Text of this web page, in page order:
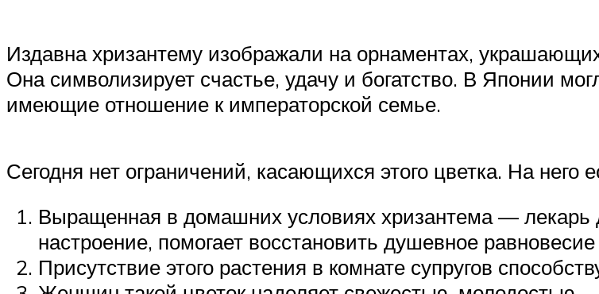
Издавна хризантему изображали на орнаментах,
Она символизирует счастье, удачу и богатство. В Японии
имеющие отношение к императорской семье.
Сегодня нет ограничений, касающихся этого цветка. На
Выращенная в домашних условиях хризантема —
настроение, помогает восстановить душевное
Присутствие этого растения в комнате супругов